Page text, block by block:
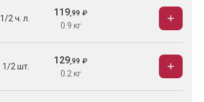
1/2 ч. л.
119,99 ₽
0.9 кг
1/2 шт.
129,99 ₽
0.2 кг